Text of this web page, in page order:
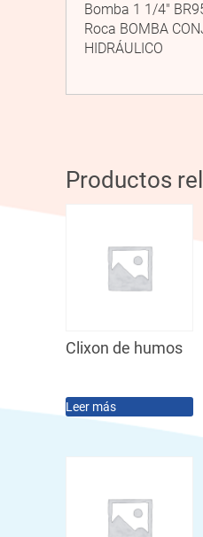
Bomba 1 1/4″
Roca BOMBA
HIDRÁULICO
Productos
Clixon de humos
Leer más